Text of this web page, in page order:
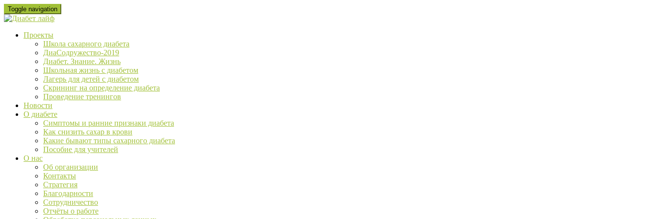
Skip
to
content
Toggle navigation
Проекты
Школа сахарного диабета
ДиаСодружество-2019
Диабет. Знание. Жизнь
Школьная жизнь с диабетом
Лагерь для детей с диабетом
Скрининг на определение диабета
Проведение тренингов
Новости
О диабете
Cимптомы и ранние признаки диабета
Как снизить сахар в крови
Какие бывают типы сахарного диабета
Пособие для учителей
О нас
Об организации
Контакты
Стратегия
Благодарности
Сотрудничество
Отчёты о работе